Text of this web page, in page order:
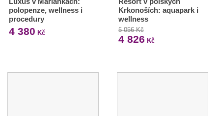
polopenze, wellness i
procedury
4 380 Kč
Krkonoších: aquapark i
wellness
5 056 Kč
4 826 Kč